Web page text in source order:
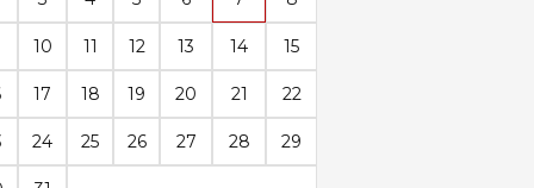
10 11 12 13 14 15
17 18 19 20 21 22
24 25 26 27 28 29